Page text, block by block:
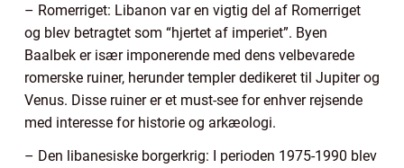
– Romerriget: Libanon var en vigtig del af Romerriget
og blev betragtet som “hjertet af imperiet”. Byen
Baalbek er især imponerende med dens velbevarede
romerske ruiner, herunder templer dedikeret til Jupiter og
Venus. Disse ruiner er et must-see for enhver rejsende
med interesse for historie og arkæologi.
– Den libanesiske borgerkrig: I perioden 1975-1990 blev